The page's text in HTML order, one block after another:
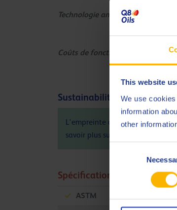
This website
We use
information
other
Technologie améliorée
Coûts de fonctionnement réduits
Sustainability info
L'empreinte carbone (PCF) du
savoir plus sur l'impact
Spécifications et
ASTM